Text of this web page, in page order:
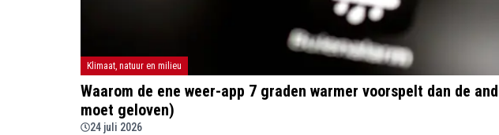
Klimaat, natuur en milieu
Waarom de ene weer-app 7 graden warmer voorspelt dan de
moet geloven)
24 juli 2026